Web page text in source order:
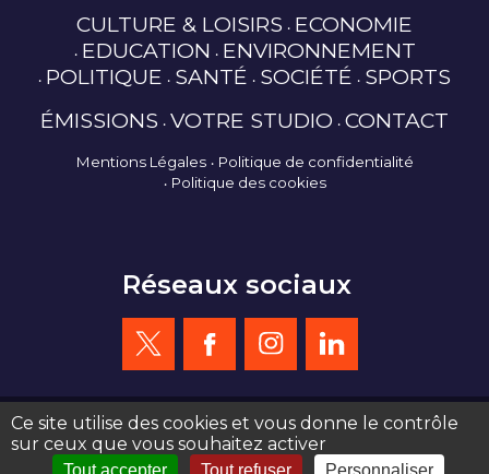
CULTURE & LOISIRS ECONOMIE
EDUCATION ENVIRONNEMENT
POLITIQUE SANTÉ SOCIÉTÉ SPORTS
ÉMISSIONS VOTRE STUDIO CONTACT
Mentions Légales
Politique de confidentialité
Politique des cookies
Réseaux sociaux
création site web : agence de communication Serious Team 360°
Ce site utilise des cookies et vous donne le contrôle
sur ceux que vous souhaitez activer
Tout accepter Tout refuser Personnaliser